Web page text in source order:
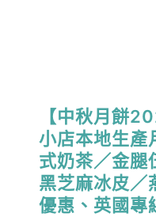
【中秋月餅
小店本地生產
式奶茶／金腿
黑芝麻冰皮／
優惠、英國專